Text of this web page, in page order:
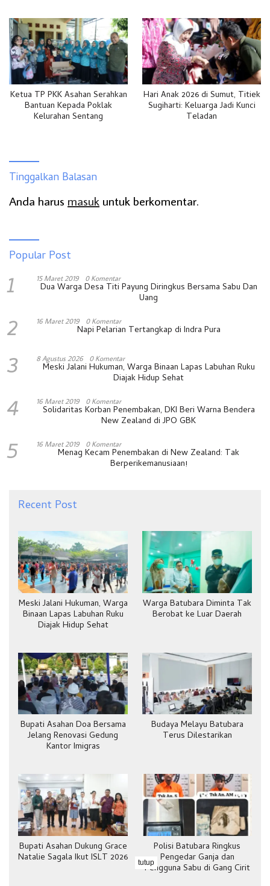
Ketua TP PKK Asahan Serahkan
Bantuan Kepada Poklak
Kelurahan Sentang
Hari Anak 2026 di Sumut, Titiek
Sugiharti: Keluarga Jadi Kunci
Teladan
Tinggalkan Balasan
Anda harus masuk untuk berkomentar.
Popular Post
1 15 Maret 2019 0 Komentar
Dua Warga Desa Titi Payung Diringkus Bersama Sabu Dan
Uang
2 16 Maret 2019 0 Komentar
Napi Pelarian Tertangkap di Indra Pura
3 8 Agustus 2026 0 Komentar
Meski Jalani Hukuman, Warga Binaan Lapas Labuhan Ruku
Diajak Hidup Sehat
4 16 Maret 2019 0 Komentar
Solidaritas Korban Penembakan, DKI Beri Warna Bendera
New Zealand di JPO GBK
5 16 Maret 2019 0 Komentar
Menag Kecam Penembakan di New Zealand: Tak
Berperikemanusiaan!
Recent Post
Meski Jalani Hukuman, Warga
Binaan Lapas Labuhan Ruku
Diajak Hidup Sehat
Warga Batubara Diminta Tak
Berobat ke Luar Daerah
Bupati Asahan Doa Bersama
Jelang Renovasi Gedung
Kantor Imigras
Budaya Melayu Batubara
Terus Dilestarikan
Bupati Asahan Dukung Grace
Natalie Sagala Ikut ISLT 2026
Polisi Batubara Ringkus
Pengedar Ganja dan
Pengguna Sabu di Gang Cirit
tutup